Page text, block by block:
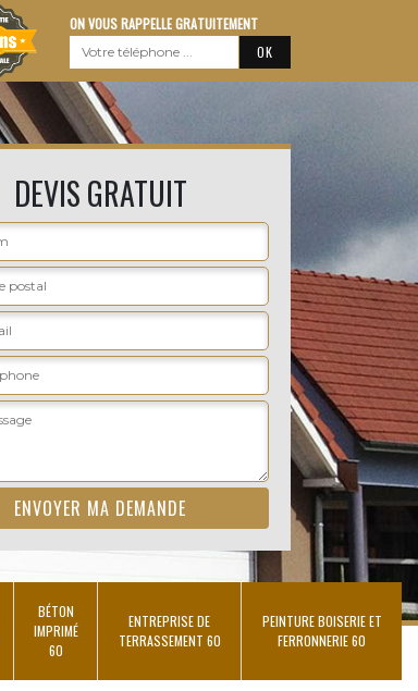
ON VOUS RAPPELLE GRATUITEMENT
DEVIS GRATUIT
BÉTON
IMPRIMÉ
60
ENTREPRISE DE
TERRASSEMENT 60
PEINTURE BOISERIE ET
FERRONNERIE 60